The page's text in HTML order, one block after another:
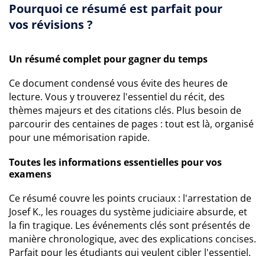
Pourquoi ce résumé est parfait pour
vos révisions ?
Un résumé complet pour gagner du temps
Ce document condensé vous évite des heures de
lecture. Vous y trouverez l'essentiel du récit, des
thèmes majeurs et des citations clés. Plus besoin de
parcourir des centaines de pages : tout est là, organisé
pour une mémorisation rapide.
Toutes les informations essentielles pour vos
examens
Ce résumé couvre les points cruciaux : l'arrestation de
Josef K., les rouages du système judiciaire absurde, et
la fin tragique. Les événements clés sont présentés de
manière chronologique, avec des explications concises.
Parfait pour les étudiants qui veulent cibler l'essentiel.